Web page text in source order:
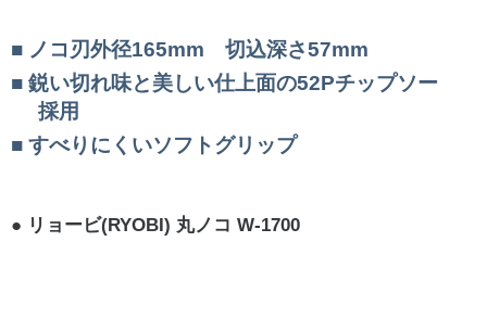
ノコ刃外径165mm 切込深さ57mm
鋭い切れ味と美しい仕上面の52Pチップソー
採用
すべりにくいソフトグリップ
リョービ(RYOBI) 丸ノコ W-1700